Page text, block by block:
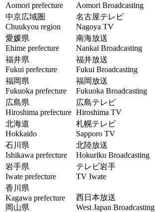
Aomori prefecture
Aomori Broadcasting
中京広域圏
Chuukyou region
名古屋テレビ
Nagoya TV
愛媛県
Ehime prefecture
南海放送
Nankai Broadcasting
福井県
Fukui prefecture
福井放送
Fukui Broadcasting
福岡県
Fukuoka prefecture
福岡放送
Fukuoka Broadcasting
広島県
Hiroshima prefecture
広島テレビ
Hiroshima TV
北海道
Hokkaido
札幌テレビ
Sapporo TV
石川県
Ishikawa prefecture
北陸放送
Hokuriku Broadcasting
岩手県
Iwate prefecture
テレビ岩手
TV Iwate
香川県
Kagawa prefecture
岡山県
西日本放送
West Japan Broadcasting